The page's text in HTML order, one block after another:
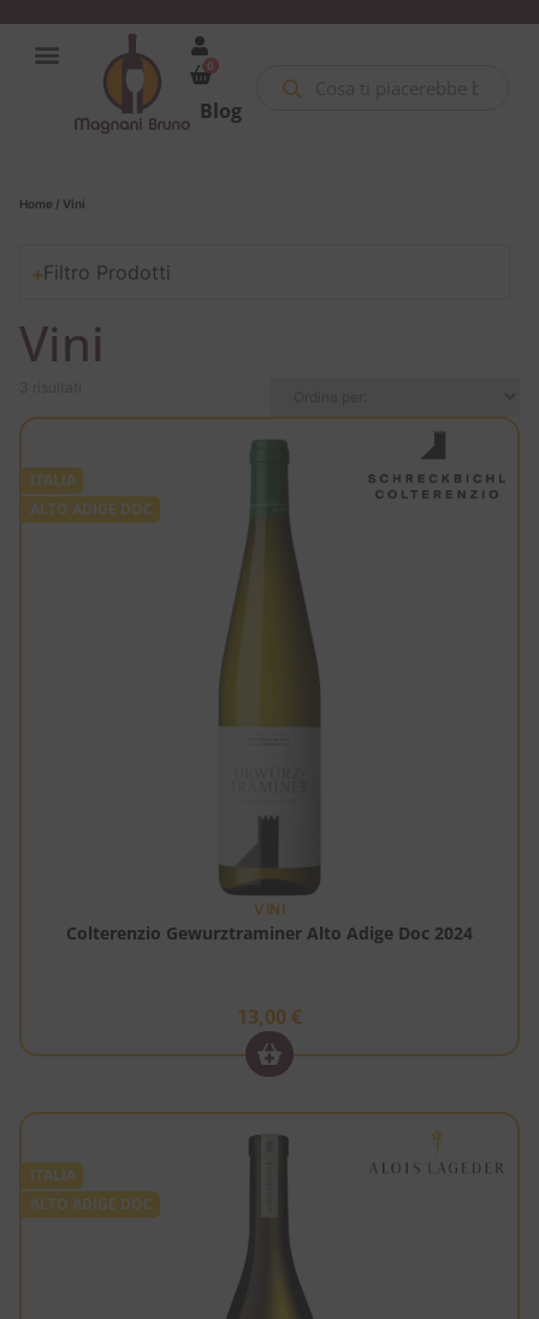
0
Blog
Home / Vini
Filtro Prodotti
Vini
ITALIA
ALTO ADIGE DOC
VINI
Colterenzio Gewurztraminer Alto Adige Doc 2024
13,00 €
ITALIA
ALTO ADIGE DOC